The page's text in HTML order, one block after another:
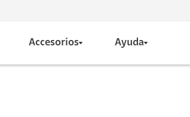
Accesorios Ayuda